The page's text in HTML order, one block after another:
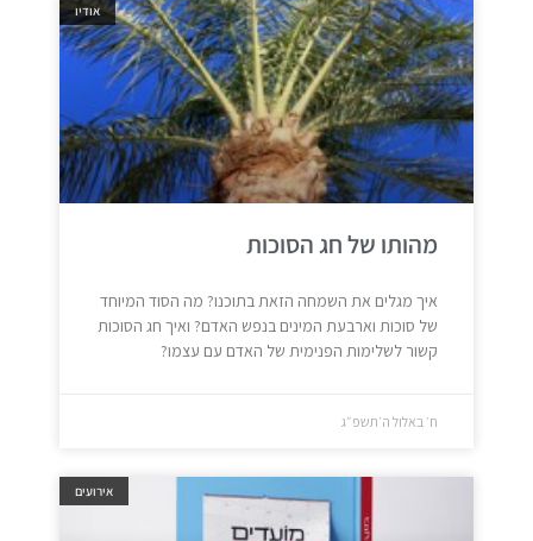
אודיו
מהותו של חג הסוכות
איך מגלים את השמחה הזאת בתוכנו? מה הסוד המיוחד
של סוכות וארבעת המינים בנפש האדם? ואיך חג הסוכות
קשור לשלימות הפנימית של האדם עם עצמו?
ח׳ באלול ה׳תשפ״ג
אירועים